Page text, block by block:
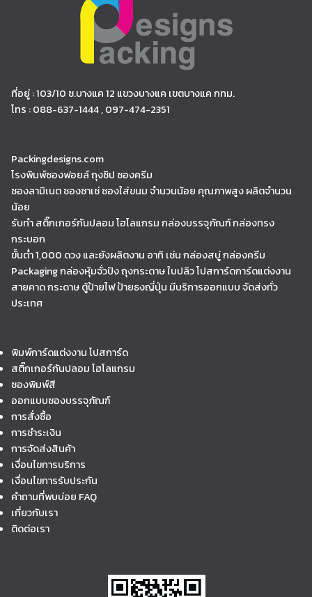
ที่อยู่ : 103/10 ซ.บางแค 12 แขวงบางแค เขตบางแค กทม.
โทร : 088-637-1444 , 097-474-2351
Packingdesigns.com
โรงพิมพ์ซองฟอยล์ ถุงซิป ซองครีม
ซองลามิเนต ซองซาเช่ ซองใส่ขนม จำนวนน้อย คุณภาพสูง ผลิตจำนวน
น้อย
รับทำ สติ๊กเกอร์กันปลอม โฮโลแกรม กล่องบรรจุภัณฑ์ กล่องทรง
กระบอก
ขั้นต่ำ 1,000 ดวง และยังผลิตงาน อาทิ เช่น กล่องสบู่ กล่องครีม
Packaging กล่องหุ้มจั่วปัง ถุงกระดาษ ใบปลิว โปสการ์ดการ์ดแต่งงาน
สายคาด กระดาษ ตู้ป้ายไฟ ป้ายธงญี่ปุ่น มีบริการออกแบบ จัดส่งทั่ว
ประเทศ
พิมพ์การ์ดแต่งงาน โปสการ์ด
สติ๊กเกอร์กันปลอม โฮโลแกรม
ซองพิมพ์สี
ออกแบบซองบรรจุภัณฑ์
การสั่งซื้อ
การชำระเงิน
การจัดส่งสินค้า
เงื่อนไขการบริการ
เงื่อนไขการรับประกัน
คำถามที่พบบ่อย FAQ
เกี่ยวกับเรา
ติดต่อเรา